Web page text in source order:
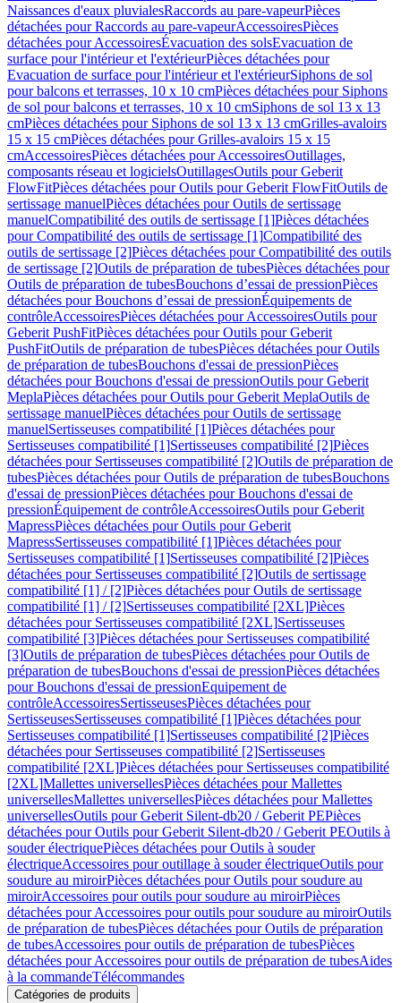
Naissances d'eaux pluvialesRaccords au pare-vapeurPièces
détachées pour Raccords au pare-vapeurAccessoiresPièces
détachées pour AccessoiresÉvacuation des solsEvacuation de
surface pour l'intérieur et l'extérieurPièces détachées pour
Evacuation de surface pour l'intérieur et l'extérieurSiphons de sol
pour balcons et terrasses, 10 x 10 cmPièces détachées pour Siphons
de sol pour balcons et terrasses, 10 x 10 cmSiphons de sol 13 x 13
cmPièces détachées pour Siphons de sol 13 x 13 cmGrilles-avaloirs
15 x 15 cmPièces détachées pour Grilles-avaloirs 15 x 15
cmAccessoiresPièces détachées pour AccessoiresOutillages,
composants réseau et logicielsOutillagesOutils pour Geberit
FlowFitPièces détachées pour Outils pour Geberit FlowFitOutils de
sertissage manuelPièces détachées pour Outils de sertissage
manuelCompatibilité des outils de sertissage [1]Pièces détachées
pour Compatibilité des outils de sertissage [1]Compatibilité des
outils de sertissage [2]Pièces détachées pour Compatibilité des outils
de sertissage [2]Outils de préparation de tubesPièces détachées pour
Outils de préparation de tubesBouchons d’essai de pressionPièces
détachées pour Bouchons d’essai de pressionÉquipements de
contrôleAccessoiresPièces détachées pour AccessoiresOutils pour
Geberit PushFitPièces détachées pour Outils pour Geberit
PushFitOutils de préparation de tubesPièces détachées pour Outils
de préparation de tubesBouchons d'essai de pressionPièces
détachées pour Bouchons d'essai de pressionOutils pour Geberit
MeplaPièces détachées pour Outils pour Geberit MeplaOutils de
sertissage manuelPièces détachées pour Outils de sertissage
manuelSertisseuses compatibilité [1]Pièces détachées pour
Sertisseuses compatibilité [1]Sertisseuses compatibilité [2]Pièces
détachées pour Sertisseuses compatibilité [2]Outils de préparation de
tubesPièces détachées pour Outils de préparation de tubesBouchons
d'essai de pressionPièces détachées pour Bouchons d'essai de
pressionÉquipement de contrôleAccessoiresOutils pour Geberit
MapressPièces détachées pour Outils pour Geberit
MapressSertisseuses compatibilité [1]Pièces détachées pour
Sertisseuses compatibilité [1]Sertisseuses compatibilité [2]Pièces
détachées pour Sertisseuses compatibilité [2]Outils de sertissage
compatibilité [1] / [2]Pièces détachées pour Outils de sertissage
compatibilité [1] / [2]Sertisseuses compatibilité [2XL]Pièces
détachées pour Sertisseuses compatibilité [2XL]Sertisseuses
compatibilité [3]Pièces détachées pour Sertisseuses compatibilité
[3]Outils de préparation de tubesPièces détachées pour Outils de
préparation de tubesBouchons d'essai de pressionPièces détachées
pour Bouchons d'essai de pressionEquipement de
contrôleAccessoiresSertisseusesPièces détachées pour
SertisseusesSertisseuses compatibilité [1]Pièces détachées pour
Sertisseuses compatibilité [1]Sertisseuses compatibilité [2]Pièces
détachées pour Sertisseuses compatibilité [2]Sertisseuses
compatibilité [2XL]Pièces détachées pour Sertisseuses compatibilité
[2XL]Mallettes universellesPièces détachées pour Mallettes
universellesMallettes universellesPièces détachées pour Mallettes
universellesOutils pour Geberit Silent-db20 / Geberit PEPièces
détachées pour Outils pour Geberit Silent-db20 / Geberit PEOutils à
souder électriquePièces détachées pour Outils à souder
électriqueAccessoires pour outillage à souder électriqueOutils pour
soudure au miroirPièces détachées pour Outils pour soudure au
miroirAccessoires pour outils pour soudure au miroirPièces
détachées pour Accessoires pour outils pour soudure au miroirOutils
de préparation de tubesPièces détachées pour Outils de préparation
de tubesAccessoires pour outils de préparation de tubesPièces
détachées pour Accessoires pour outils de préparation de tubesAides
à la commandeTélécommandes
Catégories de produits